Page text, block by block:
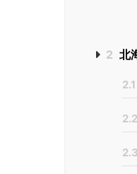
2 北
2.1
2.2
2.3